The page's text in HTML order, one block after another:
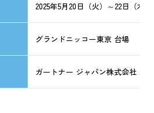
2025年5月20日（火）～22日（木）
グランドニッコー東京 台場
ガートナー ジャパン株式会社